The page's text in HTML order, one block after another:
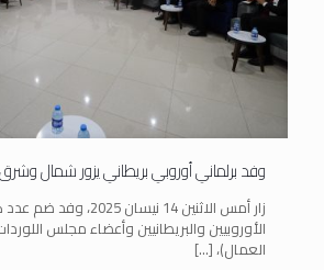
وفد برلماني أوروبي بريطاني يزور شمال
زار أمس الاثنين 14 نيسان
الأوروبيين والبريطانيين وأعضاء مجلس
العمال)،[…]